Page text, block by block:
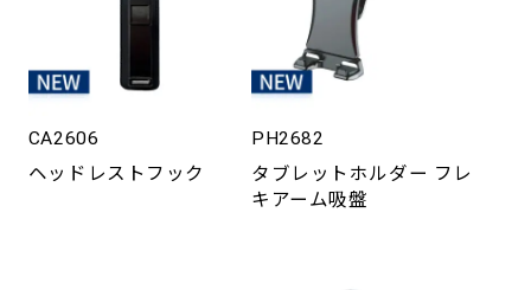
CA2606
ヘッドレストフック
PH2682
タブレットホルダー フレ
キアーム吸盤